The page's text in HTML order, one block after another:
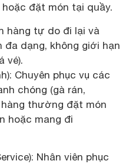
đặt món tại quầy.
hàng tự do đi lại và
dạng, không giới hạn
vé).
Chuyên phục vụ các
chóng (gà rán,
hàng thường đặt món
hoặc mang đi
Nhân viên phục